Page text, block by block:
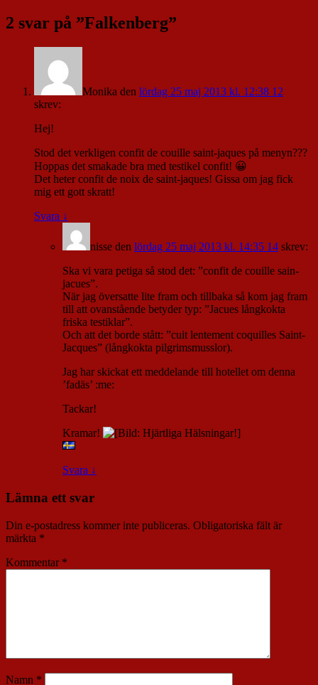
2 svar på ”Falkenberg”
Monika den lördag 25 maj 2013 kl. 12:38 12
skrev:
Hej!
Stod det verkligen confit de couille saint-jaques på menyn???
Hoppas det smakade bra med testikel confit! 😀
Det heter confit de noix de saint-jaques! Gissa om jag fick
mig ett gott skratt!
Svara ↓
nisse den lördag 25 maj 2013 kl. 14:35 14 skrev:
Ska vi vara petiga så stod det: ”confit de couille sain-
jacues”.
När jag översatte lite fram och tillbaka så kom jag fram
till att ovanstående betyder typ: ”Jacues långkokta
friska testiklar”.
Och att det borde stått: ”cuit lentement coquilles Saint-
Jacques” (långkokta pilgrimsmusslor).
Jag har skickat ett meddelande till hotellet om denna
’fadäs’ :me:
Tackar!
Kramar!
Svara ↓
Lämna ett svar
Din e-postadress kommer inte publiceras. Obligatoriska fält är
märkta *
Kommentar *
Namn *